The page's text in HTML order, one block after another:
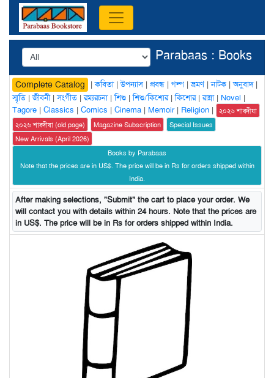
Parabaas : Books
Complete Catalog |কবিতা|উপন্যাস| প্রবন্ধ | গল্প |ভ্রমণ|নাটক |অনুবাদ|
স্মৃতি |জীবনী|সংগীত |রম্যরচনা|শিশু |শিশু/কিশোর|কিশোর|রান্না| Novel |
Tagore | Classics | Comics | Cinema | Memoir| Religion |
২০২৬ শারদীয়া
২০২৬ শারদীয়া (old page)
Magazine Subscription
Special Issues
New Arrivals (April 2026)
Books by Parabaas
Note that the prices are in US$. The price will be in Rs for orders shipped within
India.
After making selections, "Submit" the cart to place your order. We
will contact you with details within 24 hours. Note that the prices are
in US$. The price will be in Rs for orders shipped within India.